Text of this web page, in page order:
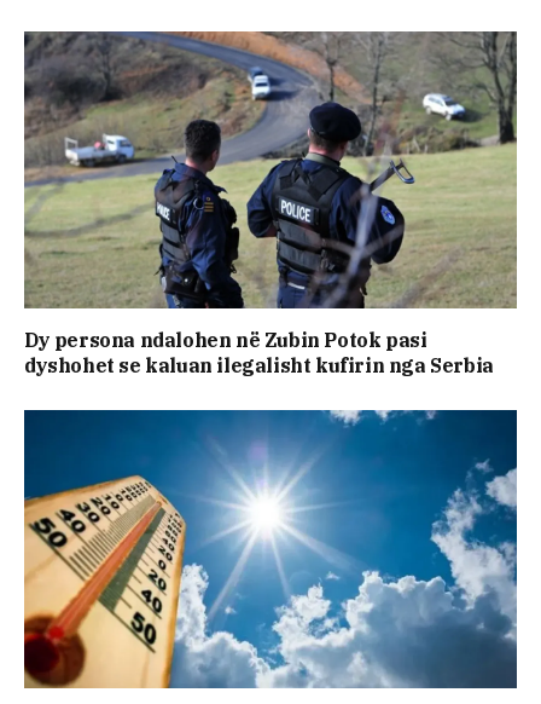
Dy persona ndalohen në Zubin Potok pasi
dyshohet se kaluan ilegalisht kufirin nga Serbia